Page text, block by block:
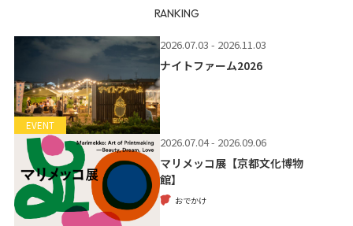
RANKING
EVENT
2026.07.03 - 2026.11.03
ナイトファーム2026
2026.07.04 - 2026.09.06
マリメッコ展【京都文化博物
館】
おでかけ